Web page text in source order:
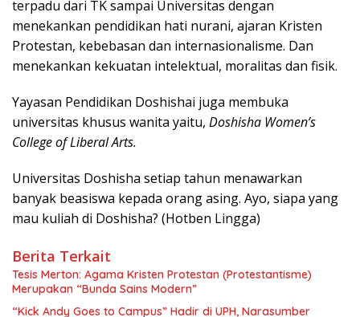
terpadu dari TK sampai Universitas dengan
menekankan pendidikan hati nurani, ajaran Kristen
Protestan, kebebasan dan internasionalisme. Dan
menekankan kekuatan intelektual, moralitas dan fisik.
Yayasan Pendidikan Doshishai juga membuka
universitas khusus wanita yaitu, Doshisha Women’s
College of Liberal Arts.
Universitas Doshisha setiap tahun menawarkan
banyak beasiswa kepada orang asing. Ayo, siapa yang
mau kuliah di Doshisha? (Hotben Lingga)
Berita Terkait
Tesis Merton: Agama Kristen Protestan (Protestantisme)
Merupakan “Bunda Sains Modern”
“Kick Andy Goes to Campus” Hadir di UPH, Narasumber